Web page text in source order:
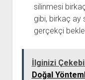
silinmesi
gibi, birkaç ay
gerçekçi
İlginizi
Doğal